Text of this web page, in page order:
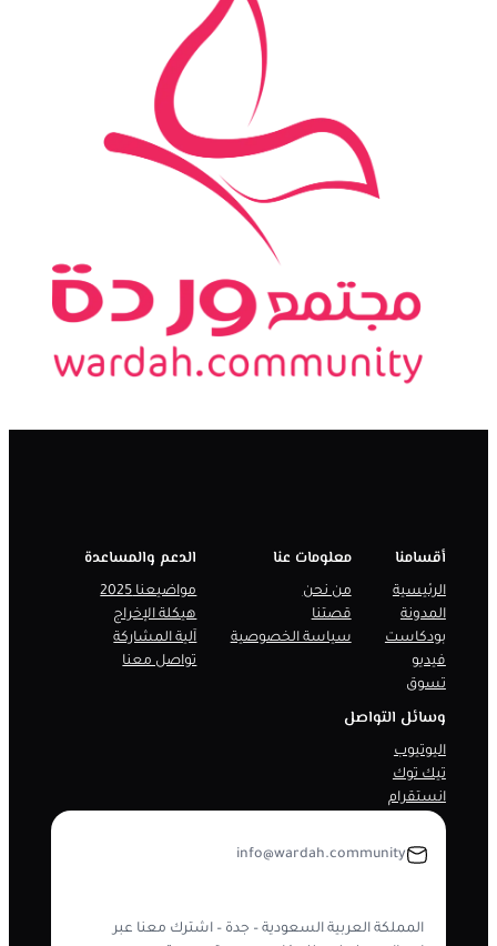
أقسامنا
الرئيسية
المدونة
بودكاست
فيديو
تسوق
معلومات عنا
من نحن
قصتنا
سياسة الخصوصية
الدعم والمساعدة
مواضيعنا 2025
هيكلة الإخراج
آلية المشاركة
تواصل معنا
وسائل التواصل
اليوتيوب
تيك توك
انستقرام
info@wardah.community
المملكة العربية السعودية – جدة – اشترك معنا عبر